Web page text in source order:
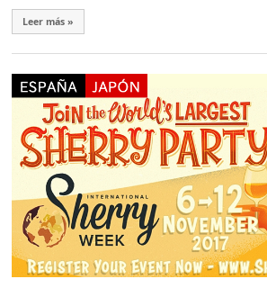
Leer más »